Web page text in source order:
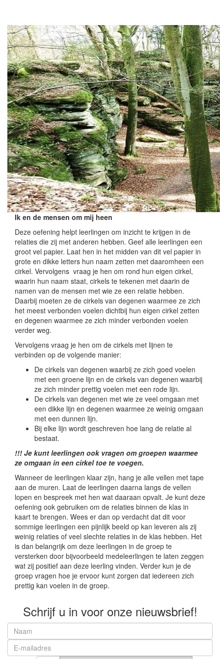
Ik en de mensen om mij heen
Deze oefening helpt leerlingen om inzicht te krijgen in de
relaties die zij met anderen hebben. Geef alle leerlingen een
groot vel papier. Laat hen in het midden van dit vel papier in
grote en dikke letters hun naam zetten met daaromheen een
cirkel. Vervolgens vraag je hen om rond hun eigen cirkel,
waarin hun naam staat, cirkels te tekenen met daarin de
namen van de mensen met wie ze een relatie hebben.
Daarbij moeten ze de cirkels van degenen waarmee ze zich
het meest verbonden voelen dichtbij hun eigen cirkel zetten
en degenen waarmee ze zich minder verbonden voelen
verder weg.
Vervolgens vraag je hen om de cirkels met lijnen te
verbinden op de volgende manier:
De cirkels van degenen waarbij ze zich goed voelen
met een groene lijn en de cirkels van degenen waarbij
ze zich minder prettig voelen met een rode lijn.
De cirkels van degenen met wie ze veel omgaan met
een dikke lijn en degenen waarmee ze weinig omgaan
met een dunnen lijn.
Bij elke lijn wordt geschreven hoe lang de relatie al
bestaat.
!!! Je kunt leerlingen ook vragen om groepen waarmee
ze omgaan in een cirkel toe te voegen.
Wanneer de leerlingen klaar zijn, hang je alle vellen met tape
aan de muren. Laat de leerlingen daarna langs de vellen
lopen en bespreek met hen wat daaraan opvalt. Je kunt deze
oefening ook gebruiken om de relaties binnen de klas in
kaart te brengen. Wees er dan op verdacht dat dit voor
sommige leerlingen een pijnlijk beeld op kan leveren als zij
weinig relaties of veel slechte relaties in de klas hebben. Het
is dan belangrijk om deze leerlingen in de groep te
versterken door bijvoorbeeld medeleerlingen te laten zeggen
wat zij positief aan deze leerling vinden. Verder kun je de
groep vragen hoe je ervoor kunt zorgen dat iedereen zich
prettig kan voelen in de groep.
Schrijf u in voor onze nieuwsbrief!